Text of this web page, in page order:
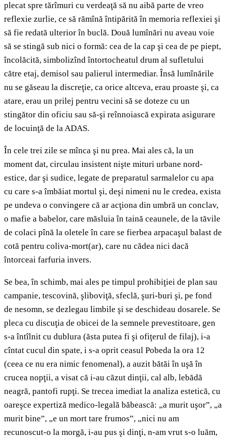
plecat spre tărîmuri cu verdeaţă să nu aibă parte de vreo
reflexie zurlie, ce să rămînă întipărită în memoria reflexiei şi
să fie redată ulterior în buclă. Două lumînări nu aveau voie
să se stingă sub nici o formă: cea de la cap şi cea de pe piept,
încolăcită, simbolizînd întortocheatul drum al sufletului
către etaj, demisol sau palierul intermediar. Însă lumînările
nu se găseau la discreţie, ca orice altceva, erau proaste şi, ca
atare, erau un prilej pentru vecini să se doteze cu un
stingător din oficiu sau să-şi reînnoiască expirata asigurare
de locuinţă de la ADAS.
În cele trei zile se mînca şi nu prea. Mai ales că, la un
moment dat, circulau insistent nişte mituri urbane nord-
estice, dar şi sudice, legate de preparatul sarmalelor cu apa
cu care s-a îmbăiat mortul şi, deşi nimeni nu le credea, exista
pe undeva o convingere că ar acţiona din umbră un conclav,
o mafie a babelor, care măsluia în taină ceaunele, de la tăvile
de colaci pînă la oletele în care se fierbea arpacaşul balast de
cotă pentru coliva-mort(ar), care nu cădea nici dacă
întorceai farfuria invers.
Se bea, în schimb, mai ales pe timpul prohibiţiei de plan sau
campanie, tescovină, şliboviţă, sfeclă, şuri-buri şi, pe fond
de nesomn, se dezlegau limbile şi se deschideau dosarele. Se
pleca cu discuţia de obicei de la semnele prevestitoare, gen
s-a întîlnit cu dublura (ăsta putea fi şi ofiţerul de filaj), i-a
cîntat cucul din spate, i s-a oprit ceasul Pobeda la ora 12
(ceea ce nu era nimic fenomenal), a auzit bătăi în uşă în
crucea nopţii, a visat că i-au căzut dinţii, cal alb, lebădă
neagră, pantofi rupţi. Se trecea imediat la analiza estetică, cu
oareşce expertiză medico-legală băbească: „a murit uşor”, „a
murit bine”, „e un mort tare frumos”, „nici nu am
recunoscut-o la morgă, i-au pus şi dinţi, n-am vrut s-o luăm,